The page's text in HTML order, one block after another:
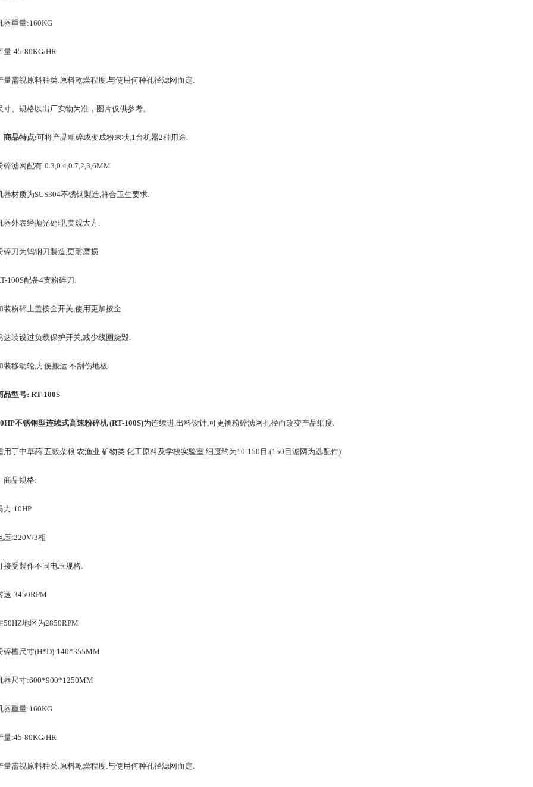
重量:160KG
:45-80KG/HR
视原料种类.原料乾燥程度.与使用何种孔径滤网而定.
规格以出厂实物为准，图片仅供参考。
商品特点:可将产品粗碎或变成粉末状,1台机器2种用途.
网配有:0.3,0.4,0.7,2,3,6MM
质为SUS304不锈钢製造,符合卫生要求.
外表经抛光处理,美观大方.
刀为钨钢刀製造,更耐磨损.
配备4支粉碎刀.
碎上盖按全开关,使用更加按全.
设过负载保护开关,减少线圈烧毁.
移动轮,方便搬运.不刮伤地板.
品型号: RT-100S
不锈钢型连续式高速粉碎机 (RT-100S)为连续进.出料设计,可更换粉碎滤网孔径而改变产品细度.
中草药.五穀杂粮.农渔业.矿物类.化工原料及学校实验室,细度约为10-150目.(150目滤网为选配件)
品规格:
:10HP
:220V/3相
受製作不同电压规格.
:3450RPM
地区为2850RPM
槽尺寸(H*D):140*355MM
尺寸:600*900*1250MM
重量:160KG
:45-80KG/HR
视原料种类.原料乾燥程度.与使用何种孔径滤网而定.